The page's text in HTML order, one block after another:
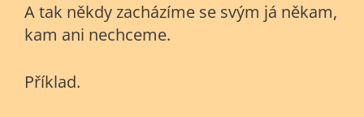
A tak někdy zacházíme se svým já někam,
kam ani nechceme.
Příklad.